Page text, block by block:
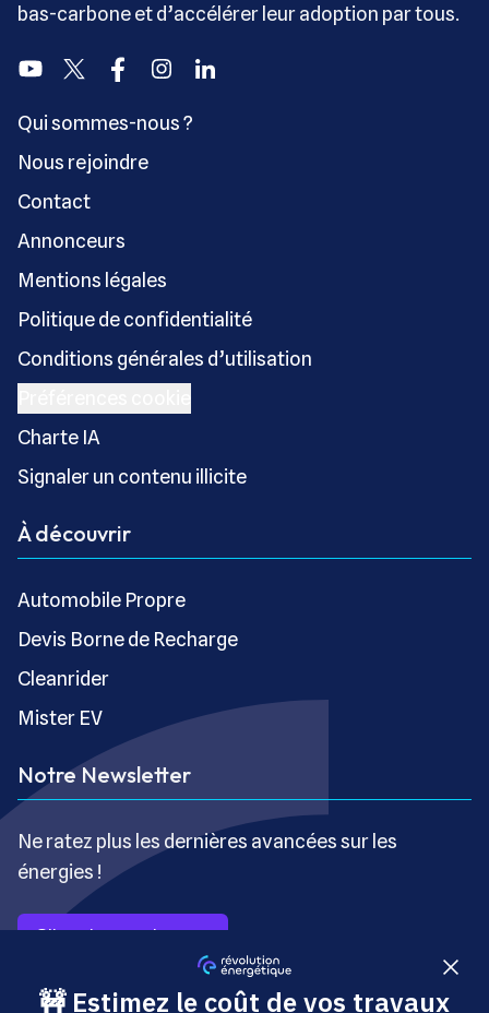
bas-carbone et d’accélérer leur adoption par tous.
YoutubeTwitter FacebookInstagramLinkedin
Qui sommes-nous ?
Nous rejoindre
Contact
Annonceurs
Mentions légales
Politique de confidentialité
Conditions générales d’utilisation
Charte IA
Signaler un contenu illicite
À découvrir
Automobile Propre
Devis Borne de Recharge
Cleanrider
Mister EV
Notre Newsletter
Ne ratez plus les dernières avancées sur les
énergies !
S’inscrire gratuitement